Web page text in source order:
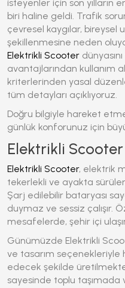
isteyenler için son yılların
biri haline geldi. Trafik
çevresel kaygılar, bireysel
şekillenmesine neden
Elektrikli Scooter
avantajlarından kullanım
kriterlerinden yasal
tüm detayları açıklıyoruz.
Doğru bilgiyle hareket
günlük konforunuz için
Elektrikli
Elektrikli Scooter, elektrik
tekerlekli ve ayakta sürülen
Şarj edilebilir bataryası
duymaz ve sessiz çalışır.
mesafelerde, şehir içi
Günümüzde Elektrikli
ve tasarım seçenekleriyle
edecek şekilde
sayesinde toplu